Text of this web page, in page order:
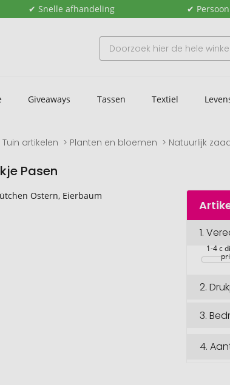
✔ Snelle afhandeling ✔
Giveaways Tassen Textiel
Tuin artikelen Planten en bloemen Natuurlijk
Pasen
1.
1-4 c
2.
3.
4.